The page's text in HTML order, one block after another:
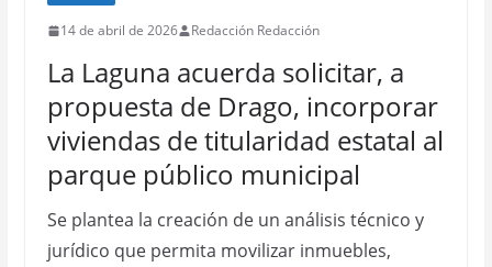
14 de abril de 2026 Redacción Redacción
La Laguna acuerda solicitar, a
propuesta de Drago, incorporar
viviendas de titularidad estatal al
parque público municipal
Se plantea la creación de un análisis técnico y
jurídico que permita movilizar inmuebles,